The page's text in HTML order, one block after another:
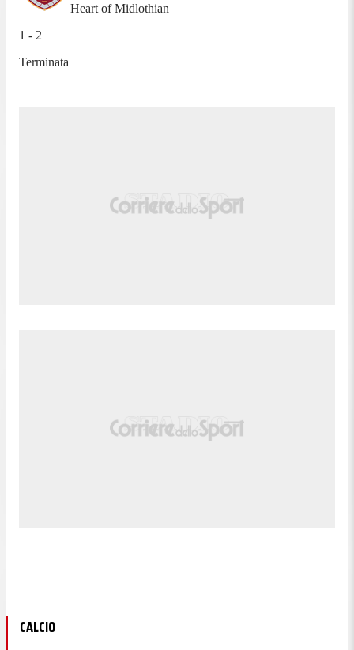
Heart of Midlothian
1 - 2
Terminata
CALCIO